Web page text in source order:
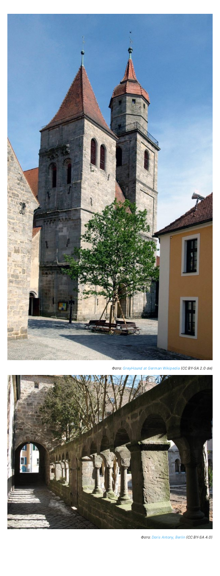
Фото: GreyHound at German Wikipedia (CC BY-SA 2.0 de)
Фото: Doris Antony, Berlin (CC BY-SA 4.0)